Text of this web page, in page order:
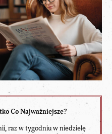
Co Najważniejsze?
raz w tygodniu w niedzielę